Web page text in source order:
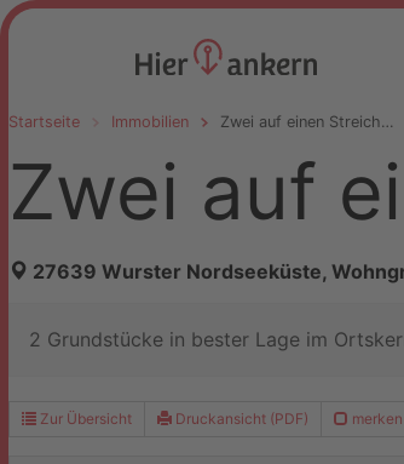
Startseite Immobilien Zwei auf einen Streich…
Zwei auf
27639 Wurster Nordseeküste,
2 Grundstücke in bester Lage im
Zur Übersicht Druckansicht (PDF) merken